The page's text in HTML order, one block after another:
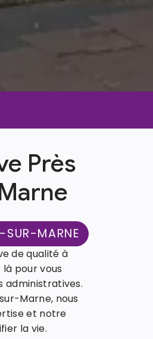
Près
SUR-MARNE
de qualité à
pour vous
administratives.
Marne, nous
et notre
la vie.